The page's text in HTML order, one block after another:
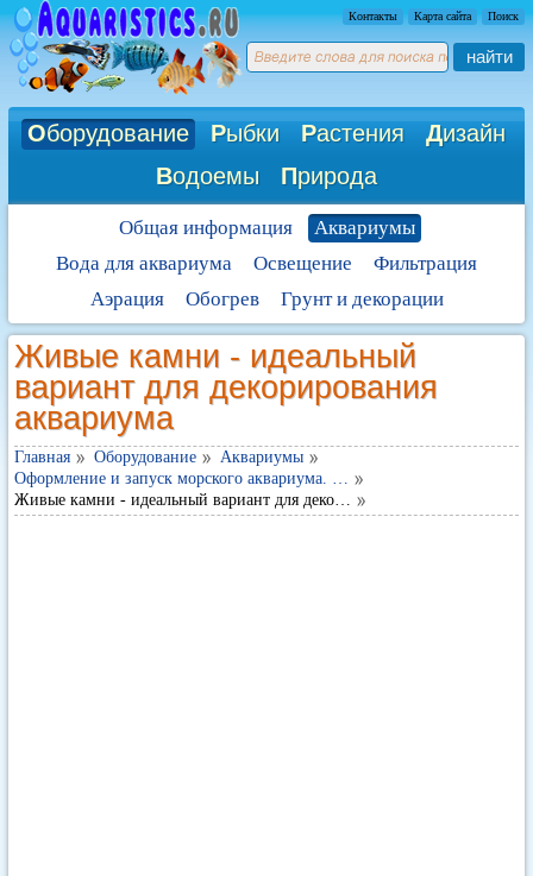
Контакты Карта сайта Поиск
найти
Оборудование Рыбки Растения Дизайн
Водоемы Природа
Общая информация
Аквариумы
Вода для аквариума
Освещение
Фильтрация
Аэрация
Обогрев Грунт и декорации
Живые камни - идеальный
вариант для декорирования
аквариума
Главная Оборудование
Аквариумы
Оформление и запуск морского аквариума. …
Живые камни - идеальный вариант для деко…